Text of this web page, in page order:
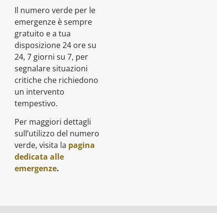
Il numero verde per le
emergenze è sempre
gratuito e a tua
disposizione 24 ore su
24, 7 giorni su 7, per
segnalare situazioni
critiche che richiedono
un intervento
tempestivo.
Per maggiori dettagli
sull’utilizzo del numero
verde, visita la pagina
dedicata alle
emergenze.